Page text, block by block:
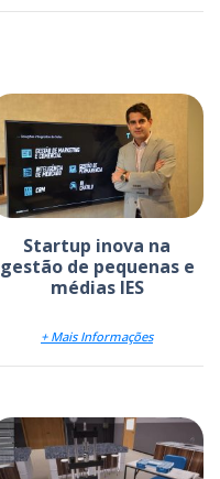
Startup inova na
gestão de pequenas e
médias IES
+ Mais Informações